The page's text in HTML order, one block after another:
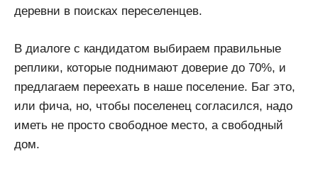
деревни в поисках переселенцев.
В диалоге с кандидатом выбираем правильные
реплики, которые поднимают доверие до 70%, и
предлагаем переехать в наше поселение. Баг это,
или фича, но, чтобы поселенец согласился, надо
иметь не просто свободное место, а свободный
дом.